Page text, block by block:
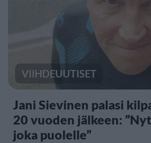
VIIHDEUUTISET
Jani Sievinen palasi
20 vuoden jälkeen:
joka puolelle”